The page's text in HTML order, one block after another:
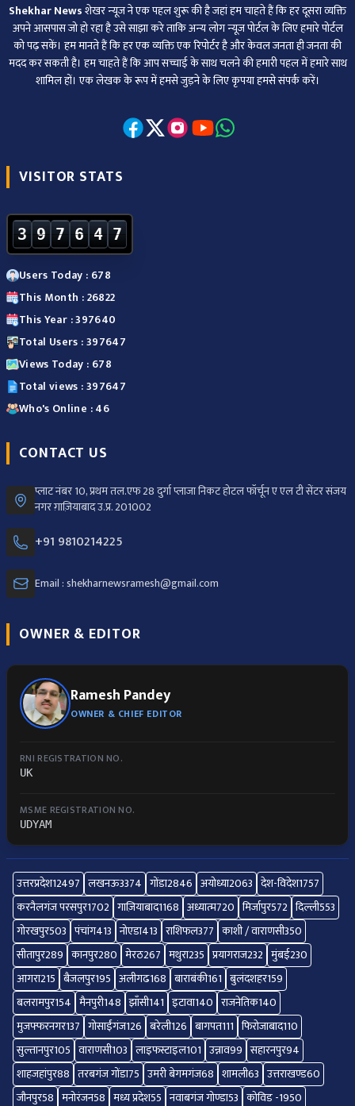
Shekhar Newsशेखर न्‍यूज ने एक पहल शुरू की है जहां हम चाहते हैं कि हर दूसरा व्‍यक्ति
अपने आसपास जो हो रहा है उसे साझा करे ताकि अन्‍य लोग न्‍यूज पोर्टल के लिए हमारे पोर्टल
को पढ़ सकें। हम मानते हैं कि हर एक व्यक्ति एक रिपोर्टर है और केवल जनता ही जनता की
मदद कर सकती है। हम चाहते हैं कि आप सच्चाई के साथ चलने की हमारी पहल में हमारे साथ
शामिल हों। एक लेखक के रूप में हमसे जुड़ने के लिए कृपया हमसे संपर्क करें।
VISITOR STATS
3 9 7 6 4 7
Users Today : 678
This Month : 26822
This Year : 397640
Total Users : 397647
Views Today : 678
Total views : 397647
Who's Online : 46
CONTACT US
प्लाट नंबर 10, प्रथम तल.एफ 28 दुर्गा प्लाजा निकट होटल फॉर्चून ए एल टी सेंटर संजय
नगर ग़ाज़ियाबाद उ.प्र. 201002
+91 9810214225
Email : shekharnewsramesh@gmail.com
OWNER & EDITOR
Ramesh Pandey
OWNER & CHIEF EDITOR
RNI REGISTRATION NO.
UK
MSME REGISTRATION NO.
UDYAM
उत्तरप्रदेश12497 लखनऊ3374 गोंडा2846 अयोध्या2063 देश-विदेश1757
करनैलगंज परसपुर1702 गाज़ियाबाद1168 अध्यात्म720 मिर्जापुर572 दिल्ली553
गोरखपुर503 पंचांग413 नोएडा413 राशिफल377 काशी / वाराणसी350
सीतापुर289 कानपुर280 मेरठ267 मथुरा235 प्रयागराज232 मुंबई230
आगरा215 बैजलपुर195 अलीगढ168 बाराबंकी161 बुलंदशहर159
बलरामपुर154 मैनपुरी148 झाँसी141 इटावा140 राजनेतिक140
मुजफ्फरनगर137 गोसाईंगंज126 बरेली126 बागपत111 फिरोजाबाद110
सुल्तानपुर105 वाराणसी103 लाइफस्टाइल101 उन्नाव99 सहारनपुर94
शाहजहांपुर88 तरबगंज गोंडा75 उमरी बेगमगंज68 शामली63 उत्तराखण्ड60
जौनपुर58 मनोरंजन58 मध्य प्रदेश55 नवाबगंज गोण्डा53 कोविड -1950